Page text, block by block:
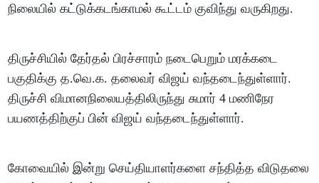
நிலையில் கட்டுக்கடங்காமல் கூட்டம் குவிந்து வருகிறது.
திருச்சியில் தேர்தல் பிரச்சாரம் நடைபெறும் மரக்கடை
பகுதிக்கு த.வெ.க. தலைவர் விஜய் வந்தடைந்துள்ளார்.
திருச்சி விமானநிலையத்திலிருந்து சுமார் 4 மணிநேர
பயணத்திற்குப் பின் விஜய் வந்தடைந்துள்ளார்.
கோவையில் இன்று செய்தியாளர்களை சந்தித்த விடுதலை